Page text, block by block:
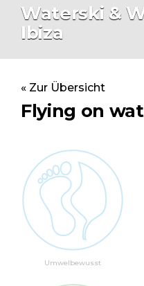
Waterski &
Ibiza
« Zur Übersicht
Flying on
Umwelbewusst